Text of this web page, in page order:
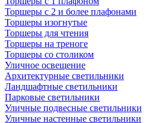
Торшеры с 2 и более плафонами
Торшеры изогнутые
Торшеры для чтения
Торшеры на треноге
Торшеры со столиком
Уличное освещение
Архитектурные светильники
Ландшафтные светильники
Парковые светильники
Уличные подвесные светильники
Уличные настенные светильники